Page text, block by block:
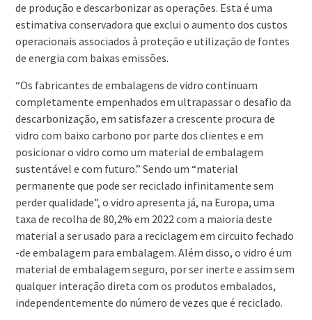
de produção e descarbonizar as operações. Esta é uma
estimativa conservadora que exclui o aumento dos custos
operacionais associados à proteção e utilização de fontes
de energia com baixas emissões.
“Os fabricantes de embalagens de vidro continuam
completamente empenhados em ultrapassar o desafio da
descarbonização, em satisfazer a crescente procura de
vidro com baixo carbono por parte dos clientes e em
posicionar o vidro como um material de embalagem
sustentável e com futuro.” Sendo um “material
permanente que pode ser reciclado infinitamente sem
perder qualidade”, o vidro apresenta já, na Europa, uma
taxa de recolha de 80,2% em 2022 com a maioria deste
material a ser usado para a reciclagem em circuito fechado
-de embalagem para embalagem. Além disso, o vidro é um
material de embalagem seguro, por ser inerte e assim sem
qualquer interação direta com os produtos embalados,
independentemente do número de vezes que é reciclado.